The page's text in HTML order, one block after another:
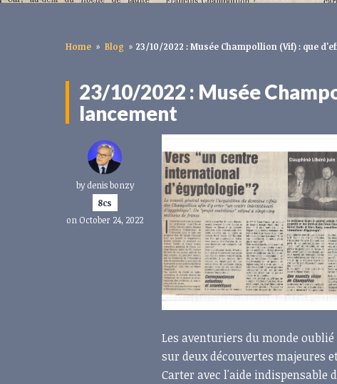
Home » Blog » 23/10/2022 : Musée Champollion (Vif) : que
23/10/2022 : Musée
lancement
bydenis bonzy
8cs
on October 24, 2022
Les aventuriers du monde
sur deux découvertes majeures
Carter avec l'aide indispensable